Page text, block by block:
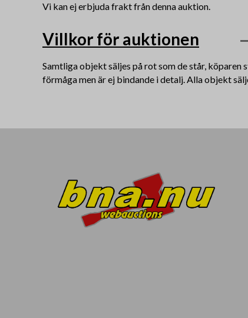
Vi kan ej erbjuda frakt från denna auktion.
Villkor för auktionen
Samtliga objekt säljes på rot som de står,
förmåga men är ej bindande i detalj. Alla objekt